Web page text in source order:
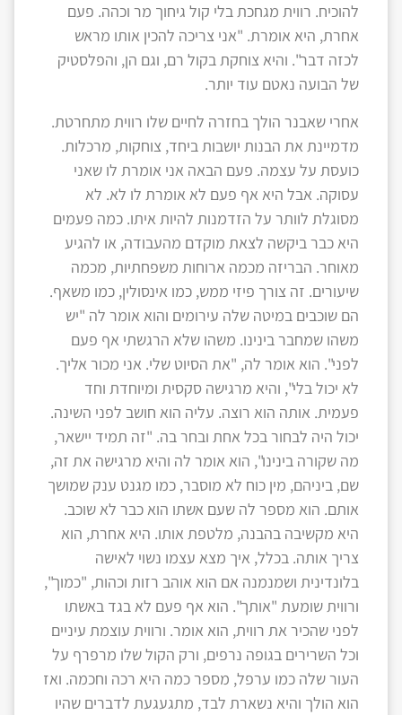
להוכיח. רווית מגחכת בלי קול גיחוך מר וכהה. פעם
אחרת, היא אומרת. "אני צריכה להכין אותו מראש
לכזה דבר". והיא צוחקת בקול רם, וגם הן, והפלסטיק
של הבועה נאטם עוד יותר.
אחרי שאבנר הולך בחזרה לחיים שלו רווית מתחרטת.
מדמיינת את הבנות יושבות ביחד, צוחקות, מרכלות.
כועסת על עצמה. פעם הבאה אני אומרת לו שאני
עסוקה. אבל היא אף פעם לא אומרת לו לא. לא
מסוגלת לוותר על הזדמנות להיות איתו. כמה פעמים
היא כבר ביקשה לצאת מוקדם מהעבודה, או להגיע
מאוחר. הבריזה מכמה ארוחות משפחתיות, מכמה
שיעורים. זה צורך פיזי ממש, כמו אינסולין, כמו משאף.
הם שוכבים במיטה שלה עירומים והוא אומר לה "יש
משהו שמחבר בינינו. משהו שלא הרגשתי אף פעם
לפני". הוא אומר לה, "את הסיוט שלי. אני מכור אליך.
לא יכול בלי", והיא מרגישה סקסית ומיוחדת וחד
פעמית. אותה הוא רוצה. עליה הוא חושב לפני השינה.
יכול היה לבחור בכל אחת ובחר בה. "זה תמיד יישאר,
מה שקורה בינינו", הוא אומר לה והיא מרגישה את זה,
שם, ביניהם, מין כוח לא מוסבר, כמו מגנט ענק שמושך
אותם. הוא מספר לה שעם אשתו הוא כבר לא שוכב.
היא מקשיבה בהבנה, מלטפת אותו. היא אחרת, הוא
צריך אותה. בכלל, איך מצא עצמו נשוי לאישה
בלונדינית ושמנמנה אם הוא אוהב רזות וכהות, "כמוך",
ורווית שומעת "אותך". הוא אף פעם לא בגד באשתו
לפני שהכיר את רווית, הוא אומר. ורווית עוצמת עיניים
וכל השרירים בגופה נרפים, ורק הקול שלו מרפרף על
העור שלה כמו ערפל, מספר כמה היא רכה וחכמה. ואז
הוא הולך והיא נשארת לבד, מתגעגעת לדברים שהיו